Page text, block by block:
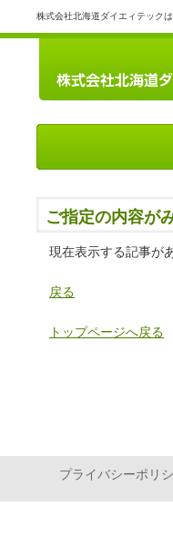
株式会社北海道ダイエィテック
ご指定の内容が
現在表示する記事が
戻る
トップページへ戻る
プライバシーポリ